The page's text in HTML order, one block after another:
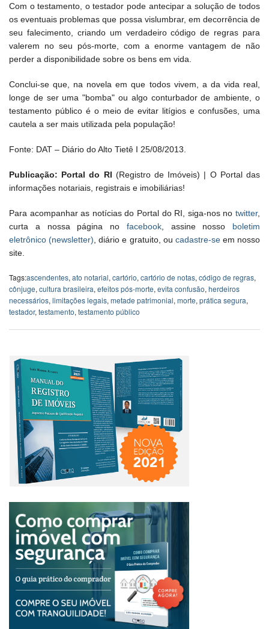
Com o testamento, o testador pode antecipar a solução de todos
os eventuais problemas que possa vislumbrar, em decorrência de
seu falecimento, criando um verdadeiro código de regras para
valerem no seu pós-morte, com a enorme vantagem de não
perder a disponibilidade sobre os bens em vida.
Conclui-se que, na novela em que todos vivem, a da vida real,
longe de ser uma "bomba" ou algo conturbador de ambiente, o
testamento público é o meio de evitar litígios e confusões, uma
cautela a ser mais utilizada pela população!
Fonte: DAT – Diário do Alto Tietê I 25/08/2013.
Publicação: Portal do RI (Registro de Imóveis) | O Portal das
informações notariais, registrais e imobiliárias!
Para acompanhar as notícias do Portal do RI, siga-nos no twitter,
curta a nossa página no facebook, assine nosso boletim
eletrônico (newsletter) , diário e gratuito, ou cadastre-seem nosso
site.
Tags:ascendentes, ato notarial, cartório, cartório de notas, código de regras,
cônjuge, cultura brasileira, efeitos pós-morte, evita confusão, herdeiros
necessários, limitações legais, metade patrimonial, morte, prática segura,
testador, testamento, testamento público